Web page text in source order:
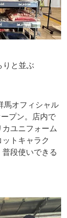
りと並ぶ
馬オフィシャル
プン。店内で
ユニフォーム
トキャラク
段使いできる